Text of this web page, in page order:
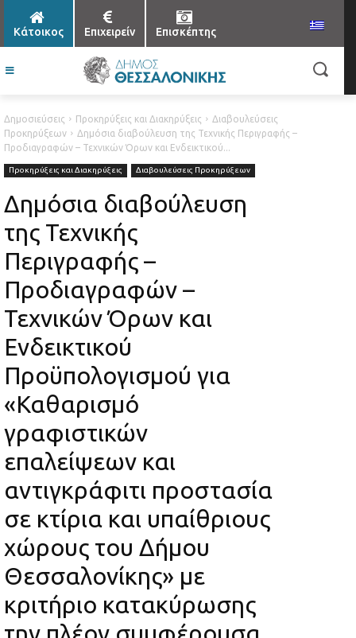
Κάτοικος Επιχειρείν Επισκέπτης
Δημοσιεύσεις Προκηρύξεις και Διακηρύξεις
Διαβουλεύσεις
Προκηρύξεων
Δημόσια διαβούλευση της Τεχνικής Περιγραφής –
Προδιαγραφών – Τεχνικών Όρων και Ενδεικτικού...
Προκηρύξεις και Διακηρύξεις Διαβουλεύσεις Προκηρύξεων
Δημόσια διαβούλευση
της Τεχνικής
Περιγραφής –
Προδιαγραφών –
Τεχνικών Όρων και
Ενδεικτικού
Προϋπολογισμού για
«Καθαρισμό
γραφιστικών
επαλείψεων και
αντιγκράφιτι προστασία
σε κτίρια και υπαίθριους
χώρους του Δήμου
Θεσσαλονίκης» με
κριτήριο κατακύρωσης